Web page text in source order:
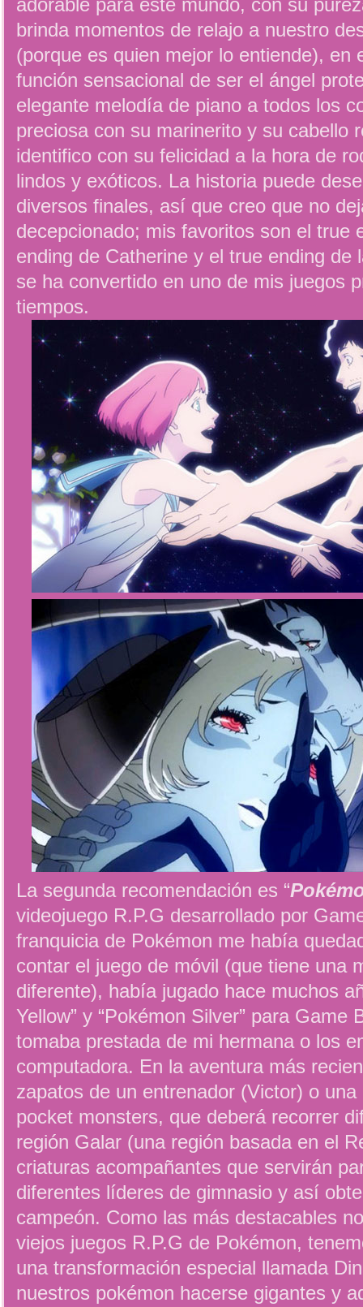
adorable para este mundo, con su
brinda momentos de relajo a nuestro
(porque es quien mejor lo entiende), en
función sensacional de ser el ángel
elegante melodía de piano a todos los
preciosa con su marinerito y su cabello
identifico con su felicidad a la hora de
lindos y exóticos. La historia puede
diversos finales, así que creo que no
decepcionado; mis favoritos son el true
ending de Catherine y el true ending de
se ha convertido en uno de mis juegos
tiempos.
La segunda recomendación es “
videojuego R.P.G desarrollado por
franquicia de Pokémon me había
contar el juego de móvil (que tiene una
diferente), había jugado hace muchos
Yellow” y “Pokémon Silver” para Game
tomaba prestada de mi hermana o los
computadora. En la aventura más
zapatos de un entrenador (Victor) o
pocket monsters, que deberá recorrer
región Galar (una región basada en el
criaturas acompañantes que servirán
diferentes líderes de gimnasio y así
campeón. Como las más destacables
viejos juegos R.P.G de Pokémon,
una transformación especial llamada
nuestros pokémon hacerse gigantes y